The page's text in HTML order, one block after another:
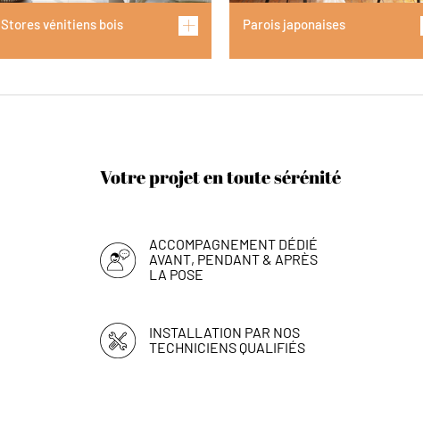
Stores vénitiens bois Parois japonaises
Votre projet en toute sérénité
ACCOMPAGNEMENT DÉDIÉ
AVANT, PENDANT & APRÈS
LA POSE
INSTALLATION PAR NOS
TECHNICIENS QUALIFIÉS